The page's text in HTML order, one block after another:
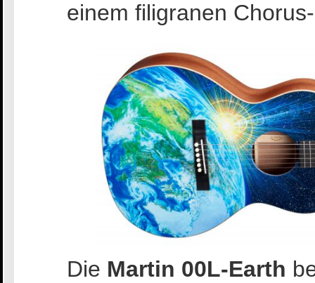
einem filigranen
Die Martin 00L-Earth